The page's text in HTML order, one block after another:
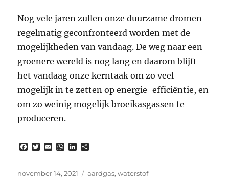
Nog vele jaren zullen onze duurzame dromen
regelmatig geconfronteerd worden met de
mogelijkheden van vandaag. De weg naar een
groenere wereld is nog lang en daarom blijft
het vandaag onze kerntaak om zo veel
mogelijk in te zetten op energie-efficiëntie, en
om zo weinig mogelijk broeikasgassen te
produceren.
F
e
T
t
E
i
W
t
L
k
e
Gepubliceerd
november 14, 2021 Tags
aardgas,waterstof